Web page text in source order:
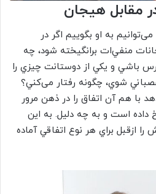
مقابل هیجان
به او بگوييم اگر در
منفي‌ات برانگيخته شود، چه
باشي و يكي از دوستانت چيزي را
شوي، چگونه رفتار می‌كني؟
با هم آن اتفاق را در ذهن مرور
داده است و به چه دليل. به اين
ازقبل براي هر نوع اتفاقي آماده